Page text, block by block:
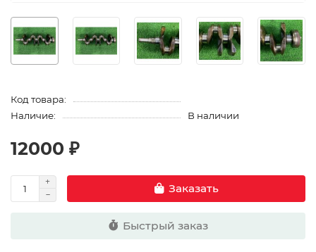
Код товара:
Наличие:
В наличии
12000 ₽
Заказать
Быстрый заказ